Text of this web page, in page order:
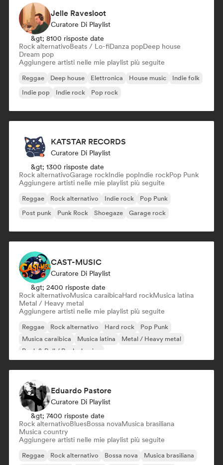
Jelle Ravesloot
Curatore Di Playlist
&gt; 8100 risposte date
Rock alternativoBeats / Lo-fiDanza popDeep house
Dream pop
Aggiungere artisti nelle mie playlist più seguite
Reggae Deep house Elettronica House music
Indie folk
Indie pop
Indie rock Pop rock
KATSTAR RECORDS
Curatore Di Playlist
&gt; 1300 risposte date
Rock alternativoGarage rockIndie popIndie rockPop Punk
Aggiungere artisti nelle mie playlist più seguite
Reggae Rock alternativo Indie rock
Pop Punk
Post punk
Punk Rock Shoegaze Garage rock
CAST-MUSIC
Curatore Di Playlist
&gt; 2400 risposte date
Rock alternativoMusica caraibicaHard rockMusica latina
Metal / Heavy metal
Aggiungere artisti nelle mie playlist più seguite
Reggae Rock alternativo Hard rock
Pop Punk
Musica caraibica
Musica latina
Metal / Heavy metal
Rock & Roll / Rock classico
Eduardo Pastore
Curatore Di Playlist
&gt; 7400 risposte date
Rock alternativoBluesBossa novaMusica brasiliana
Musica country
Aggiungere artisti nelle mie playlist più seguite
Reggae Rock alternativo Bossa nova Musica brasiliana